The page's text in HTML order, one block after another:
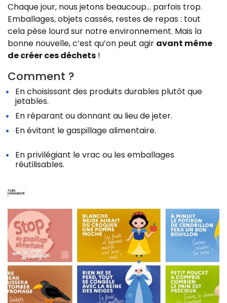
Chaque jour, nous jetons beaucoup… parfois trop.
Emballages, objets cassés, restes de repas : tout
cela pèse lourd sur notre environnement. Mais la
bonne nouvelle, c’est qu’on peut agir avant même
de créer ces déchets !
Comment ?
En choisissant des produits durables plutôt que
jetables.
En réparant ou donnant au lieu de jeter.
En évitant le gaspillage alimentaire.
En privilégiant le vrac ou les emballages
réutilisables.